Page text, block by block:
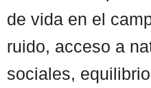
de vida en el
ruido, acceso a
sociales,